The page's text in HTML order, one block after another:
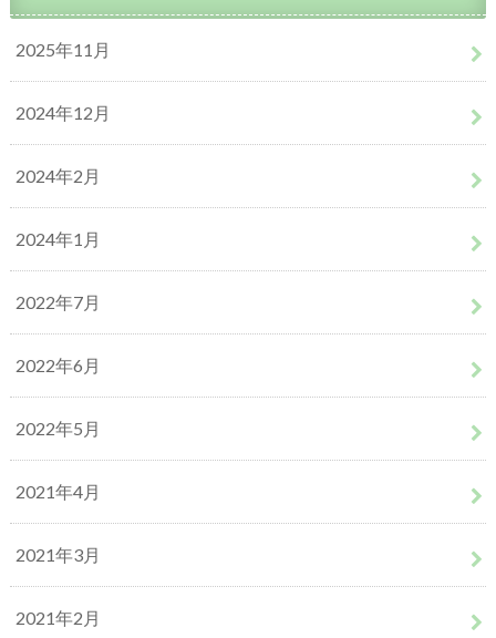
2025年11月
2024年12月
2024年2月
2024年1月
2022年7月
2022年6月
2022年5月
2021年4月
2021年3月
2021年2月